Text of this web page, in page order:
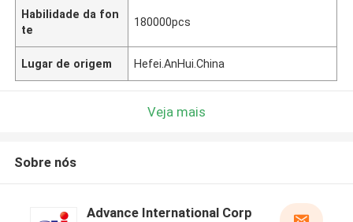
Habilidade da fon
te
180000pcs
Lugar de origem Hefei.AnHui.China
Veja mais
Sobre nós
Advance International Corp